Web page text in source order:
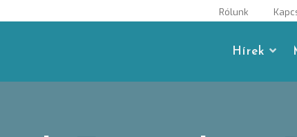
Rólunk
Hírek